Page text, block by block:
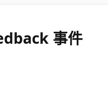
事件